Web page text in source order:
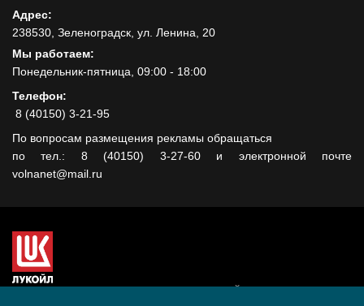
Адрес:
238530, Зеленоградск, ул. Ленина, 20
Мы работаем:
Понедельник-пятница, 09:00 - 18:00
Телефон:
8 (40150) 3-21-95
По вопросам размещения рекламы обращаться
по тел.: 8 (40150) 3-27-60 и электронной почте
volnanet@mail.ru